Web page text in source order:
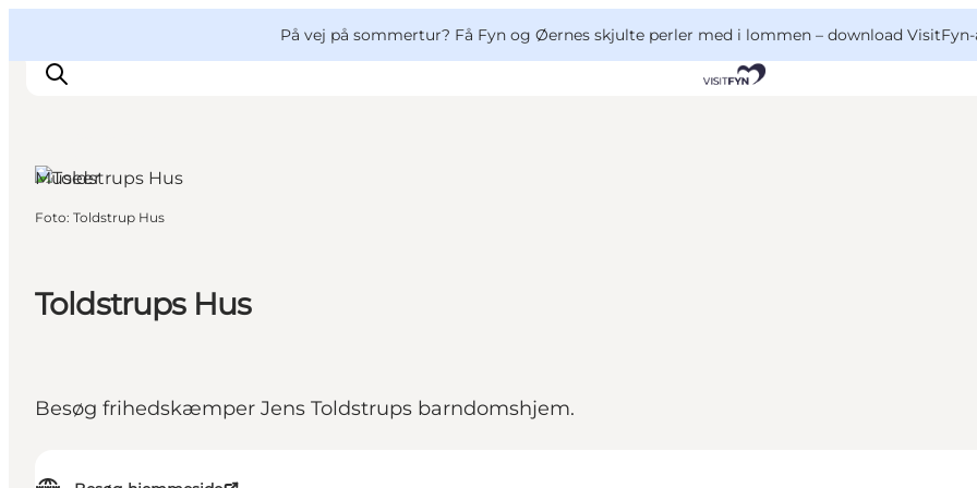
På vej på sommertur? Få Fyn og Øernes skjulte perler med i lommen – download
Mad og drikke
Overnatning
Toldstrups Hus
Besøg frihedskæmper Jens Toldstrups barndomshjem.
Museer
Foto: Toldstrup Hus